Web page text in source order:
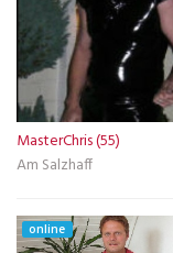
MasterChris (55)
Am Salzhaff
online